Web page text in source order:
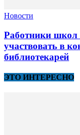
Новости
Работники
участвовать в
библиотекарей
ЭТО ИНТЕРЕСНО